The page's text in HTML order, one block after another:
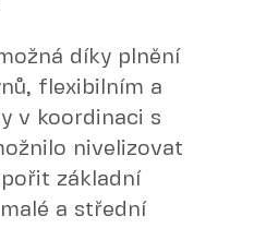
díky plnění
flexibilním a
v koordinaci s
nivelizovat
základní
a střední